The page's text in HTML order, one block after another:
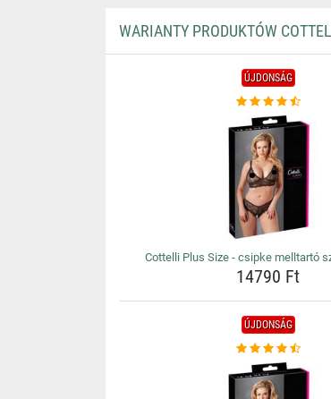
WARIANTY PRODUKTÓW
ÚJDONSÁG
Cottelli Plus Size - csipke melltartó
14790 Ft
ÚJDONSÁG